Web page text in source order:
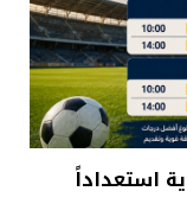
استعداداً